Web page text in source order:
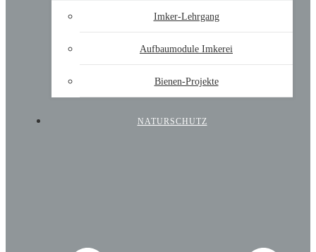
Imker-Lehrgang
Aufbaumodule Imkerei
Bienen-Projekte
NATURSCHUTZ